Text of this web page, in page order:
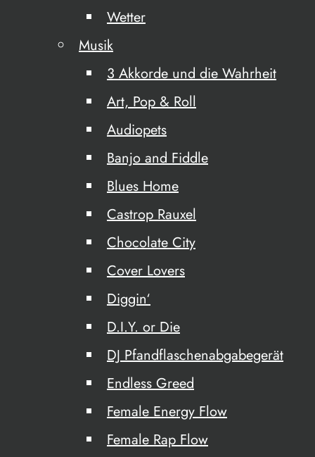
Wetter
Musik
3 Akkorde und die Wahrheit
Art, Pop & Roll
Audiopets
Banjo and Fiddle
Blues Home
Castrop Rauxel
Chocolate City
Cover Lovers
Diggin‘
D.I.Y. or Die
DJ Pfandflaschenabgabegerät
Endless Greed
Female Energy Flow
Female Rap Flow